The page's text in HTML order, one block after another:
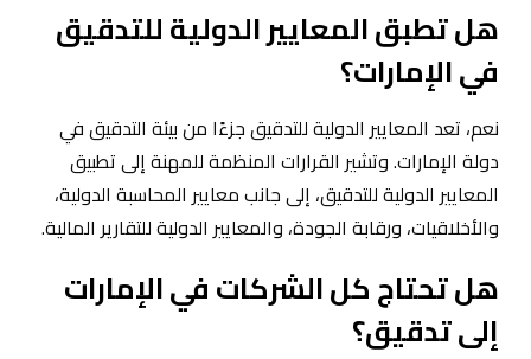
هل تطبق المعايير الدولية للتدقيق
في الإمارات؟
نعم، تعد المعايير الدولية للتدقيق جزءًا من بيئة التدقيق في
دولة الإمارات. وتشير القرارات المنظمة للمهنة إلى تطبيق
المعايير الدولية للتدقيق، إلى جانب معايير المحاسبة الدولية،
والأخلاقيات، ورقابة الجودة، والمعايير الدولية للتقارير المالية.
هل تحتاج كل الشركات في الإمارات
إلى تدقيق؟